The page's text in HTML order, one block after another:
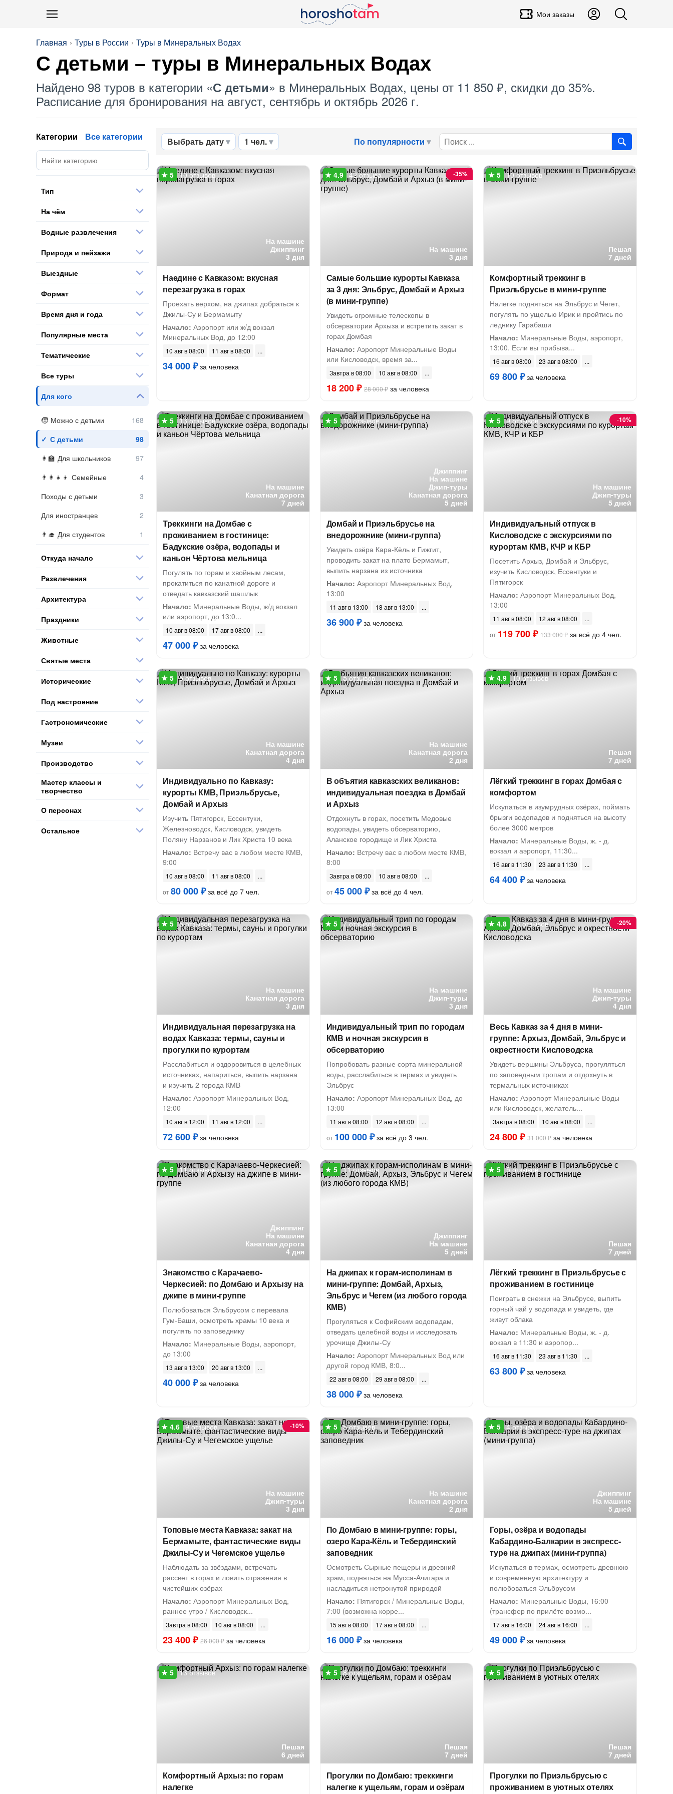
Мои заказы
Главная Туры в России Туры в Минеральных Водах
С детьми – туры в Минеральных Водах
Найдено 98 туров в категории «С детьми» в Минеральных Водах, цены от 11 850 ₽, скидки до 35%.
Расписание для бронирования на август, сентябрь и октябрь 2026 г.
Выбрать дату 1 чел. По популярности
На машине
Джиппинг
3 дня
10 отзывов
Наедине с Кавказом: вкусная
перезагрузка в горах
Проехать верхом, на джипах добраться к
Джилы-Су и Бермамыту
Начало: Аэропорт или ж/д вокзал
Минеральных Вод, до 12:00
10 авг в 08:00 11 авг в 08:00
34 000 ₽за человека
На машине
3 дня
-35%
42 отзыва
Самые большие курорты Кавказа
за 3 дня: Эльбрус, Домбай и Архыз
(в мини-группе)
Увидеть огромные телескопы в
обсерватории Архыза и встретить закат в
горах Домбая
Начало: Аэропорт Минеральные Воды
или Кисловодск, время за...
Завтра в 08:00 10 авг в 08:00
18 200 ₽ 28 000 ₽за человека
Пешая
7 дней
10 отзывов
Комфортный треккинг в
Приэльбрусье в мини-группе
Налегке подняться на Эльбрус и Чегет,
погулять по ущелью Ирик и пройтись по
леднику Гарабаши
Начало: Минеральные Воды, аэропорт,
13:00. Если вы прибыва...
16 авг в 08:00 23 авг в 08:00
69 800 ₽за человека
На машине
Канатная дорога
7 дней
13 отзывов
Треккинги на Домбае с
проживанием в гостинице:
Бадукские озёра, водопады и
каньон Чёртова мельница
Погулять по горам и хвойным лесам,
прокатиться по канатной дороге и
отведать кавказский шашлык
Начало: Минеральные Воды, ж/д вокзал
или аэропорт, до 13:0...
10 авг в 08:00 17 авг в 08:00
47 000 ₽за человека
Джиппинг
На машине
Джип-туры
Канатная дорога
5 дней
10 отзывов
Домбай и Приэльбрусье на
внедорожнике (мини-группа)
Увидеть озёра Кара-Кёль и Гижгит,
проводить закат на плато Бермамыт,
выпить нарзана из источника
Начало: Аэропорт Минеральных Вод,
13:00
11 авг в 13:00 18 авг в 13:00
36 900 ₽за человека
На машине
Джип-туры
5 дней
-10%
9 отзывов
Индивидуальный отпуск в
Кисловодске с экскурсиями по
курортам КМВ, КЧР и КБР
Посетить Архыз, Домбай и Эльбрус,
изучить Кисловодск, Ессентуки и
Пятигорск
Начало: Аэропорт Минеральных Вод,
13:00
11 авг в 08:00
12 авг в 08:00
от 119 700 ₽ 133 000 ₽за всё до 4 чел.
На машине
Канатная дорога
4 дня
5 отзывов
Индивидуально по Кавказу:
курорты КМВ, Приэльбрусье,
Домбай и Архыз
Изучить Пятигорск, Ессентуки,
Железноводск, Кисловодск, увидеть
Поляну Нарзанов и Лик Христа 10 века
Начало: Встречу вас в любом месте КМВ,
9:00
10 авг в 08:00
11 авг в 08:00
от80 000 ₽за всё до 7 чел.
На машине
Канатная дорога
2 дня
5 отзывов
В объятия кавказских великанов:
индивидуальная поездка в Домбай
и Архыз
Отдохнуть в горах, посетить Медовые
водопады, увидеть обсерваторию,
Аланское городище и Лик Христа
Начало: Встречу вас в любом месте КМВ,
8:00
Завтра в 08:00
10 авг в 08:00
от45 000 ₽за всё до 4 чел.
Пешая
7 дней
10 отзывов
Лёгкий треккинг в горах Домбая с
комфортом
Искупаться в изумрудных озёрах, поймать
брызги водопадов и подняться на высоту
более 3000 метров
Начало: Минеральные Воды, ж. - д.
вокзал и аэропорт, 11:30...
16 авг в 11:30 23 авг в 11:30
64 400 ₽за человека
На машине
Канатная дорога
3 дня
5 отзывов
Индивидуальная перезагрузка на
водах Кавказа: термы, сауны и
прогулки по курортам
Расслабиться и оздоровиться в целебных
источниках, напариться, выпить нарзана
и изучить 2 города КМВ
Начало: Аэропорт Минеральных Вод,
12:00
10 авг в 12:00 11 авг в 12:00
72 600 ₽за человека
На машине
Джип-туры
3 дня
7 отзывов
Индивидуальный трип по городам
КМВ и ночная экскурсия в
обсерваторию
Попробовать разные сорта минеральной
воды, расслабиться в термах и увидеть
Эльбрус
Начало: Аэропорт Минеральных Вод, до
13:00
11 авг в 08:00
12 авг в 08:00
от 100 000 ₽за всё до 3 чел.
На машине
Джип-туры
4 дня
-20%
58 отзывов
Весь Кавказ за 4 дня в мини-
группе: Архыз, Домбай, Эльбрус и
окрестности Кисловодска
Увидеть вершины Эльбруса, прогуляться
по заповедным тропам и отдохнуть в
термальных источниках
Начало: Аэропорт Минеральные Воды
или Кисловодск, желатель...
Завтра в 08:00 10 авг в 08:00
24 800 ₽ 31 000 ₽за человека
Джиппинг
На машине
Канатная дорога
4 дня
11 отзывов
Знакомство с Карачаево-
Черкесией: по Домбаю и Архызу на
джипе в мини-группе
Полюбоваться Эльбрусом с перевала
Гум-Баши, осмотреть храмы 10 века и
погулять по заповеднику
Начало: Минеральные Воды, аэропорт,
до 13:00
13 авг в 13:00 20 авг в 13:00
40 000 ₽за человека
Джиппинг
На машине
5 дней
11 отзывов
На джипах к горам-исполинам в
мини-группе: Домбай, Архыз,
Эльбрус и Чегем (из любого города
КМВ)
Прогуляться к Софийским водопадам,
отведать целебной воды и исследовать
урочище Джилы-Су
Начало: Аэропорт Минеральных Вод или
другой город КМВ, 8:0...
22 авг в 08:00 29 авг в 08:00
38 000 ₽за человека
Пешая
7 дней
5 отзывов
Лёгкий треккинг в Приэльбрусье с
проживанием в гостинице
Поиграть в снежки на Эльбрусе, выпить
горный чай у водопада и увидеть, где
живут облака
Начало: Минеральные Воды, ж. - д.
вокзал в 11:30 и аэропор...
16 авг в 11:30 23 авг в 11:30
63 800 ₽за человека
На машине
Джип-туры
3 дня
-10%
9 отзывов
Топовые места Кавказа: закат на
Бермамыте, фантастические виды
Джилы-Су и Чегемское ущелье
Наблюдать за звёздами, встречать
рассвет в горах и ловить отражения в
чистейших озёрах
Начало: Аэропорт Минеральных Вод,
раннее утро / Кисловодск...
Завтра в 08:00 10 авг в 08:00
23 400 ₽ 26 000 ₽ за человека
На машине
Канатная дорога
2 дня
5 отзывов
По Домбаю в мини-группе: горы,
озеро Кара-Кёль и Тебердинский
заповедник
Осмотреть Сырные пещеры и древний
храм, подняться на Мусса-Ачитара и
насладиться нетронутой природой
Начало: Пятигорск / Минеральные Воды,
7:00 (возможна корре...
15 авг в 08:00 17 авг в 08:00
16 000 ₽за человека
Джиппинг
На машине
5 дней
4 отзыва
Горы, озёра и водопады
Кабардино-Балкарии в экспресс-
туре на джипах (мини-группа)
Искупаться в термах, осмотреть древнюю
и современную архитектуру и
полюбоваться Эльбрусом
Начало: Минеральные Воды, 16:00
(трансфер по прилёте возмо...
17 авг в 16:00 24 авг в 16:00
49 000 ₽за человека
Пешая
6 дней
13 отзывов
Комфортный Архыз: по горам
налегке
Пешая
7 дней
8 отзывов
Прогулки по Домбаю: треккинги
налегке к ущельям, горам и озёрам
Пешая
7 дней
5 отзывов
Прогулки по Приэльбрусью с
проживанием в уютных отелях
Категории Все категории
Тип
На чём
Водные развлечения
Природа и пейзажи
Выездные
Формат
Время дня и года
Популярные места
Тематические
Все туры
Для кого
Можно с детьми
С детьми
Для школьников
Семейные
Походы с детьми
Для иностранцев
Для студентов
Откуда начало
Развлечения
Архитектура
Праздники
Животные
Святые места
Исторические
Под настроение
Гастрономические
Музеи
Производство
Мастер классы и
творчество
О персонах
Остальное